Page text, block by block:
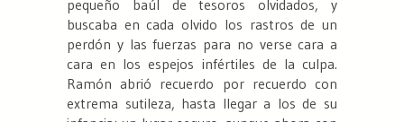
pequeño baúl de tesoros olvidados, y
buscaba en cada olvido los rastros de un
perdón y las fuerzas para no verse cara a
cara en los espejos infértiles de la culpa.
Ramón abrió recuerdo por recuerdo con
extrema sutileza, hasta llegar a los de su